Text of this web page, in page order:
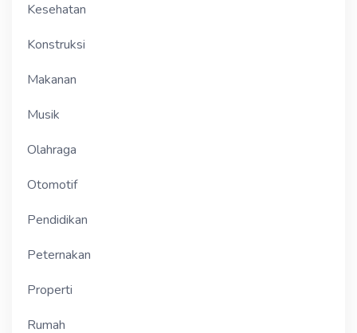
Kesehatan
Konstruksi
Makanan
Musik
Olahraga
Otomotif
Pendidikan
Peternakan
Properti
Rumah